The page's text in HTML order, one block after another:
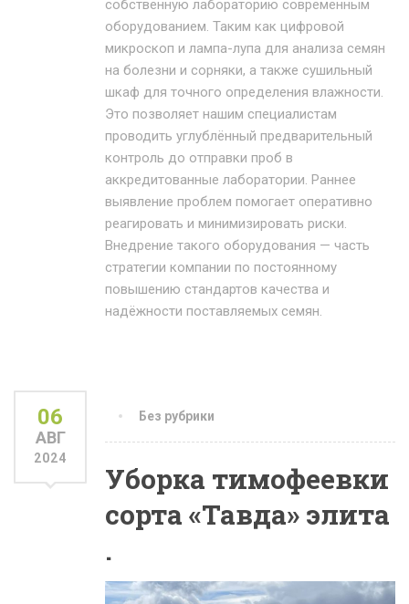
собственную лабораторию современным
оборудованием. Таким как цифровой
микроскоп и лампа-лупа для анализа семян
на болезни и сорняки, а также сушильный
шкаф для точного определения влажности.
Это позволяет нашим специалистам
проводить углублённый предварительный
контроль до отправки проб в
аккредитованные лаборатории. Раннее
выявление проблем помогает оперативно
реагировать и минимизировать риски.
Внедрение такого оборудования — часть
стратегии компании по постоянному
повышению стандартов качества и
надёжности поставляемых семян.
06
АВГ
2024
Без рубрики
Уборка тимофеевки
сорта «Тавда» элита
.